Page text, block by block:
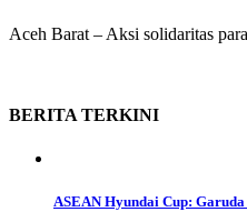
Aceh Barat – Aksi solidaritas
BERITA TERKINI
ASEAN Hyundai Cup: